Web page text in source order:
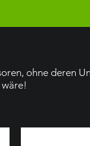
ohne deren